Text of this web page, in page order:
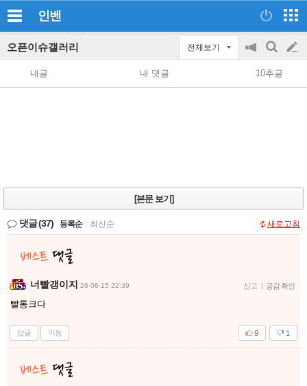
인벤
오픈이슈갤러리 전체보기
공
지
on/off
검
색
글
쓰
내글 내 댓글 10추글
[본문 보기]
댓글(37) 등록순 최신순 새로고침
너빨갱이지 26-06-15 22:39 신고 | 공감 확인
빨통크다
답글 이동 1
9